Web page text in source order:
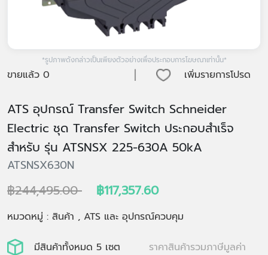
*รูปภาพดังกล่าวเป็นเพียงตัวอย่างเพื่อประกอบการโฆษณาเท่านั้น*
ขายแล้ว 0 | เพิ่มรายการโปรด
ATS อุปกรณ์ Transfer Switch Schneider
Electric ชุด Transfer Switch ประกอบสำเร็จ
สำหรับ รุ่น ATSNSX 225-630A 50kA
ATSNSX630N
฿244,495.00 ฿117,357.60
หมวดหมู่ : สินค้า , ATS และ อุปกรณ์ควบคุม
มีสินค้าทั้งหมด 5 เซต
ราคาสินค้ารวมภาษีมูลค่า